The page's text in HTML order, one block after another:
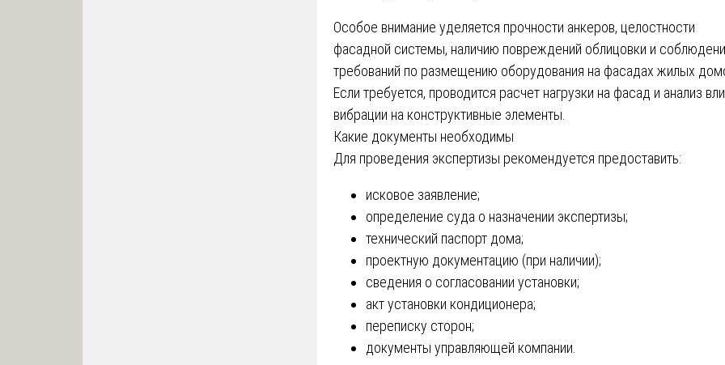
Особое внимание уделяется прочности анкеров, целостности
фасадной системы, наличию повреждений облицовки и
требований по размещению оборудования на фасадах жилых
Если требуется, проводится расчет нагрузки на фасад и анализ
вибрации на конструктивные элементы.
Какие документы необходимы
Для проведения экспертизы рекомендуется предоставить:
исковое заявление;
определение суда о назначении экспертизы;
технический паспорт дома;
проектную документацию (при наличии);
сведения о согласовании установки;
акт установки кондиционера;
переписку сторон;
документы управляющей компании.